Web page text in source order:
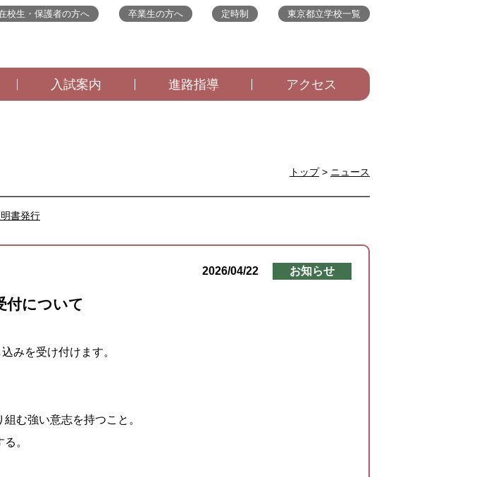
入試案内 進路指導 アクセス
校生・保護者の方へ 卒業生の方へ 東京都立学校一覧
定時制
トップ> ニュース
書発行
2026/04/22 お知らせ
付について
みを受け付けます。
む強い意志を持つこと。
。